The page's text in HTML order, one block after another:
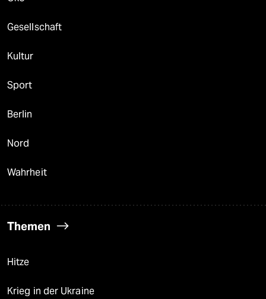
Gesellschaft
Kultur
Sport
Berlin
Nord
Wahrheit
Themen
Hitze
Krieg in der Ukraine